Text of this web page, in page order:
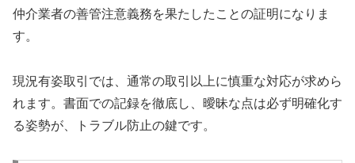
仲介業者の善管注意義務を果たしたことの証明になりま
す。
現況有姿取引では、通常の取引以上に慎重な対応が求めら
れます。書面での記録を徹底し、曖昧な点は必ず明確化す
る姿勢が、トラブル防止の鍵です。